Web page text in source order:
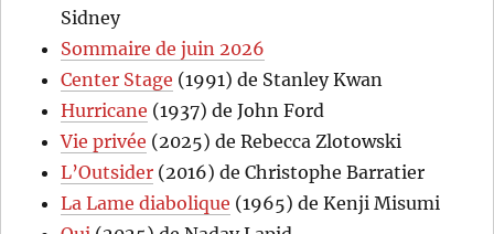
Sidney
Sommaire de juin 2026
Center Stage (1991) de Stanley Kwan
Hurricane (1937) de John Ford
Vie privée (2025) de Rebecca Zlotowski
L’Outsider (2016) de Christophe Barratier
La Lame diabolique (1965) de Kenji Misumi